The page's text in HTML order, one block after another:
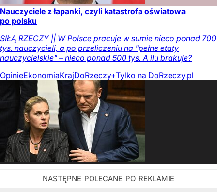
Nauczyciele z łapanki, czyli katastrofa oświatowa
po polsku
SIŁĄ RZECZY || W Polsce pracuje w sumie nieco ponad 700
tys. nauczycieli, a po przeliczeniu na "pełne etaty
nauczycielskie" – nieco ponad 500 tys. A ilu brakuje?
OpinieEkonomiaKrajDoRzeczy+Tylko na DoRzeczy.pl